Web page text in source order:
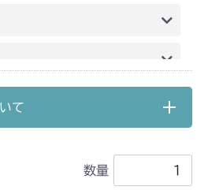
副変速レバー
副変速レバー
副変速レバー
て
数量